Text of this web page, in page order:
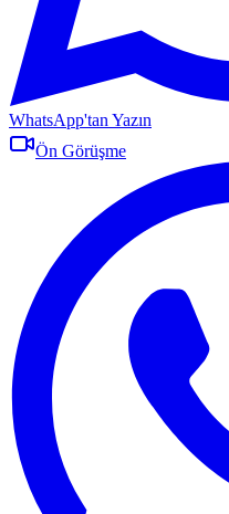
WhatsApp'tan Yazın
Ön Görüşme